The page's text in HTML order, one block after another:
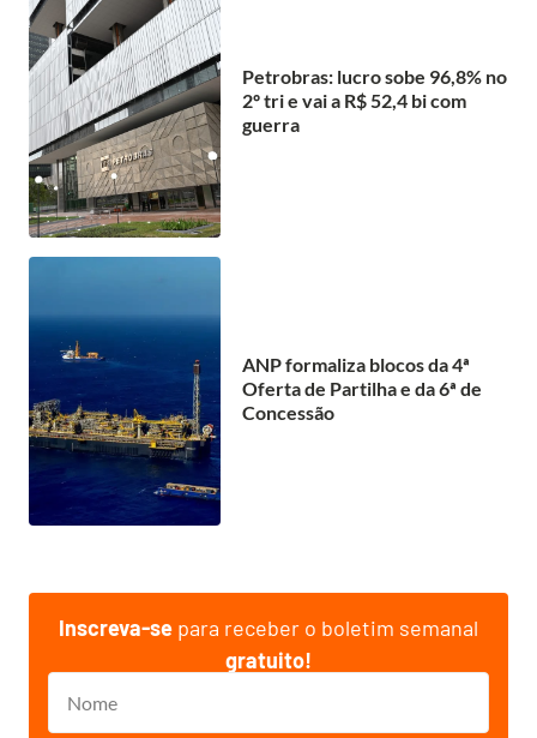
Petrobras: lucro sobe 96,8% no
2º tri e vai a R$ 52,4 bi com
guerra
ANP formaliza blocos da 4ª
Oferta de Partilha e da 6ª de
Concessão
Inscreva-se para receber o boletim semanal
gratuito!